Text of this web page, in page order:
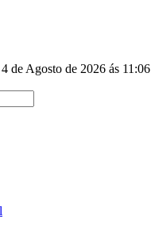
de Agosto de 2026 ás 11:06